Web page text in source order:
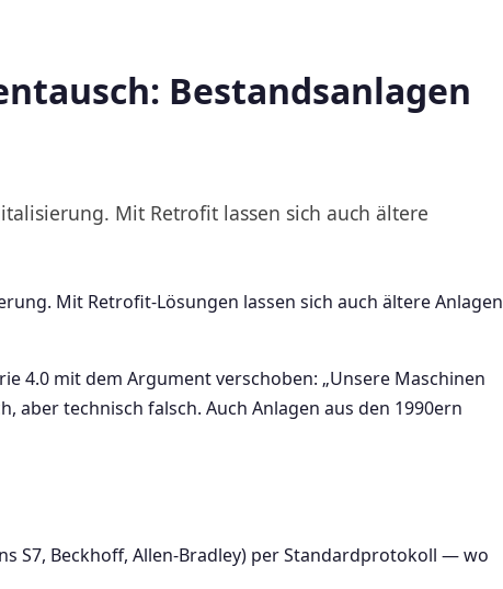
Bestandsanlagen
Mit Retrofit lassen sich auch ältere
Mit Retrofit-Lösungen lassen sich auch ältere Anlagen
4.0 mit dem Argument verschoben: „Unsere Maschinen
aber technisch falsch. Auch Anlagen aus den 1990ern
S7, Beckhoff, Allen-Bradley) per Standardprotokoll — wo